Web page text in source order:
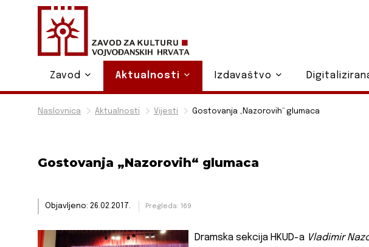
Naslovnica Aktualnosti Vijesti Gostovanja „Nazorovih“ glumaca
Gostovanja „Nazorovih“ glumaca
Objavljeno: 26.02.2017. Pregleda: 169
Dramska sekcija HKUD-a Vladimir
Zavod Aktualnosti Izdavaštvo